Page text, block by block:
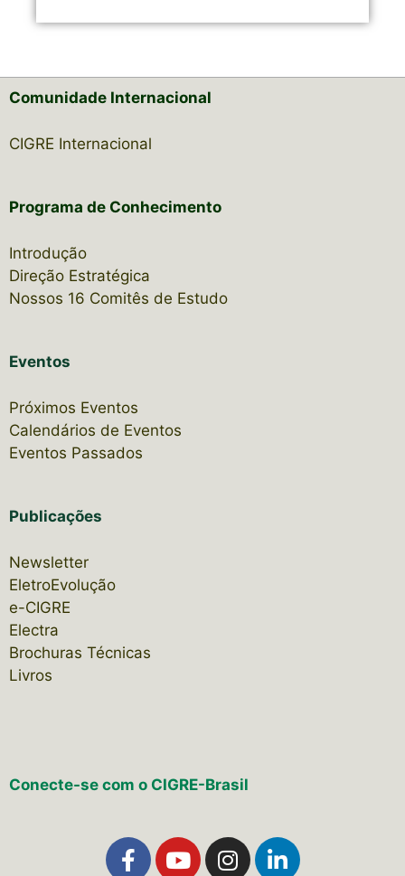
Comunidade Internacional
CIGRE Internacional
Programa de Conhecimento
Introdução
Direção Estratégica
Nossos 16 Comitês de Estudo
Eventos
Próximos Eventos
Calendários de Eventos
Eventos Passados
Publicações
Newsletter
EletroEvolução
e-CIGRE
Electra
Brochuras Técnicas
Livros
Conecte-se com o CIGRE-Brasil